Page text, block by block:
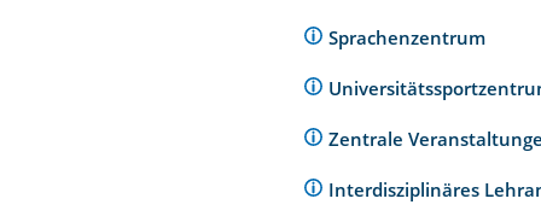
Sprachenzentrum
Zentrale
Interdisziplinäres